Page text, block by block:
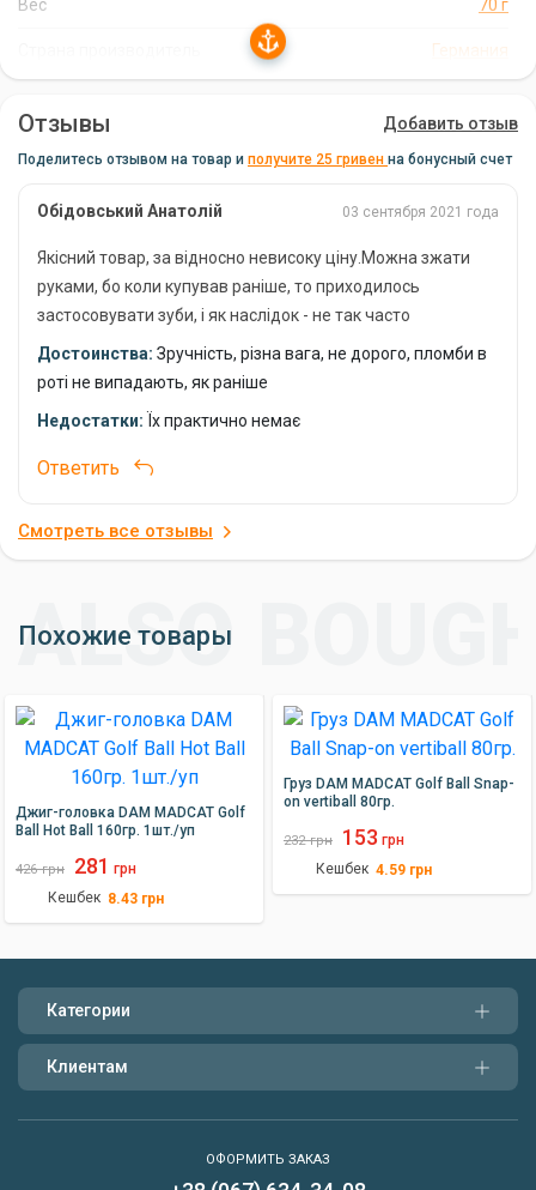
подобрать оптимальный вариант для любых условий ловли.
Высококачественный Материал:
надежное крепление и устойчивость к воздействию воды.
Dispenser
Вес:70 г
Страна-производитель:Германия
Преимущества Грузил DAM Split Shot Dispenser
Удобство:Набор грузил-дробинок DAM Split Shot Dispenser
позволяет быстро и легко оснастить любой монтаж для
Грузила изготовлены из
доступен по привлекательной цене, что делает его отличным
Заключение
Грузила DAM Split Shot Dispenser - это идеальное решение для
рыболовов, которые ценят удобство, эффективность и
доступность. С этим набором вы сможете быстро и легко
оснастить любой монтаж для рыбалки и наслаждаться
любимым хобби без лишних хлопот.
Вес 70 г
Германия
Отзывы Добавить отзыв
Поделитесь отзывом на товар и получите 25 гривен на бонусный счет
Обідовський Анатолій 03 сентября 2021 года
Якісний товар, за відносно невисоку ціну.Можна зжати
руками, бо коли купував раніше, то приходилось
застосовувати зуби, і як наслідок - не так часто
випадають пломби, що дозволяє заощадити значні
кошти на послугах стоматолога
Достоинства: Зручність, різна вага, не дорого, пломби в
роті не випадають, як раніше
Недостатки: Їх практично немає
Ответить
Смотреть все отзывы
Похожие товары
Джиг-головка DAM MADCAT Golf
Ball Hot Ball 160гр. 1шт./уп
426 грн 281 грн
Кешбек 8.43 грн
Груз DAM MADCAT Golf Ball Snap-
on vertiball 80гр.
232 грн 153 грн
Кешбек4.59 грн
Категории
Клиентам
ОФОРМИТЬ ЗАКАЗ